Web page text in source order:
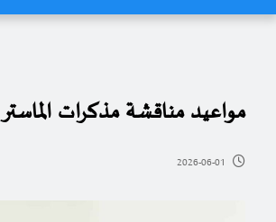
مواعيد مناقشة مذكرات الماستر
2026-06-01